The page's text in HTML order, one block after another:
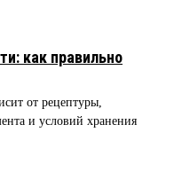
как правильно
от рецептуры,
и условий хранения